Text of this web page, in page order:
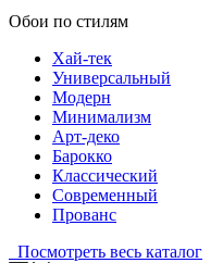
Обои по стилям
Хай-тек
Универсальный
Модерн
Минимализм
Арт-деко
Барокко
Классический
Современный
Прованс
Посмотреть весь каталог